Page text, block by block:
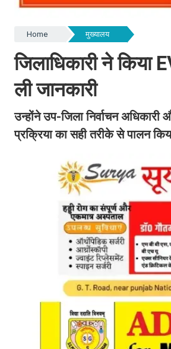
Home मुख्यालय
जिलाधिकारी ने किया
ली जानकारी
उन्होंने उप-जिला निर्वाचन अधिकारी
प्रक्रिया का सही तरीके से पालन